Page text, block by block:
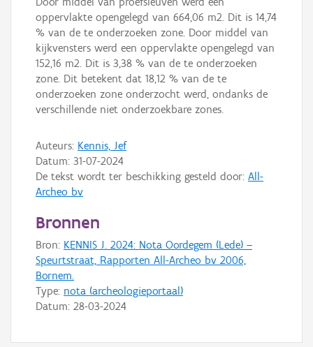
oppervlakte opengelegd van 664,06 m2. Dit is 14,74
% van de te onderzoeken zone. Door middel van
kijkvensters werd een oppervlakte opengelegd van
152,16 m2. Dit is 3,38 % van de te onderzoeken
zone. Dit betekent dat 18,12 % van de te
onderzoeken zone onderzocht werd, ondanks de
verschillende niet onderzoekbare zones.
Auteurs: Kennis, Jef
Datum: 31-07-2024
De tekst wordt ter beschikking gesteld door: All-
Archeo bv
Bronnen
Bron: KENNIS J. 2024: Nota Oordegem (Lede) –
Speurtstraat, Rapporten All-Archeo bv 2006,
Bornem.
Type: nota (archeologieportaal)
Datum: 28-03-2024